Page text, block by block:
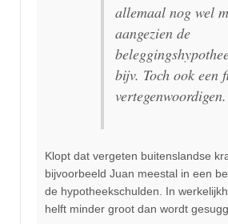
allemaal nog wel
aangezien de
bijv. Toch ook een
vertegenwoordigen.
Klopt dat vergeten buitenslandse
bijvoorbeeld Juan meestal in een
de hypotheekschulden. In
helft minder groot dan wordt